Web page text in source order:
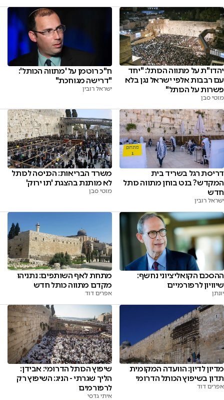
יהדו"ת על מתווה הכותל: "יחד
עם רבבות אלפי ישראל נגן בלא
פשרות על הכותל"
מוטי סבן
ח"כ רוטמן על 'מתווה הכותל':
"דרישה מגוחכת"
ישראל רובין
דריסת רגל בשריד בית
המקדש? בנט בוחן מתווה כותל
חדש
ישראל רובין
משרד הבריאות: הכניסה לכותל
לא מותנת בהצגת 'תו ירוק'
מוטי סבן
ההסכם הקואליציוני נחשף:
שיוויון לרפורמיים
יונתן
מתחת לאף השותפים: נתניהו
מקדם מתווה כותל חדש
אפרים דוד
מדיון לדיון: הוועדה המקומית
תדון בשיפוץ הכותל הדרומי
אפרים דוד
שיפוץ הכותל הדרומי: אבידן:
הליך שגרתי - הניג: השיפוץ רק
לרפורמים
איתי גדסי